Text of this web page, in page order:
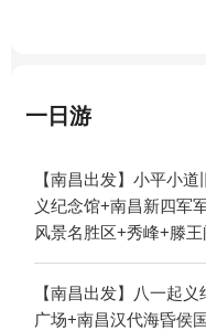
一日游
【南昌出发】小平小
义纪念馆+南昌新四军
风景名胜区+秀峰+滕
场+滕王阁游轮+三叠
遗址公园+《寻梦滕王
代海昏侯国遗址博物馆
【南昌出发】八一起
广场+南昌汉代海昏侯